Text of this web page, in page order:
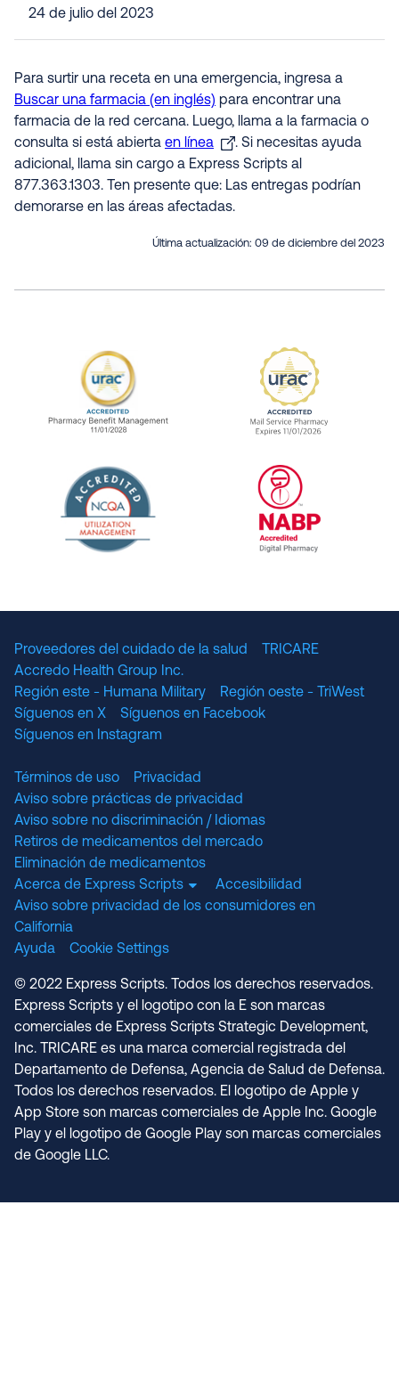
24 de julio del 2023
Para surtir una receta en una emergencia, ingresa a
Buscar una farmacia (en inglés) para encontrar una
farmacia de la red cercana. Luego, llama a la farmacia o
consulta si está abierta en línea
. Si necesitas ayuda
adicional, llama sin cargo a Express Scripts al
877.363.1303. Ten presente que: Las entregas podrían
demorarse en las áreas afectadas.
Última actualización: 09 de diciembre del 2023
URAC Accredited Pharmacy Benefit
URAC
Proveedores del cuidado de la salud
TRICARE
Accredo Health Group Inc.
Región este - Humana Military
Región oeste - TriWest
Síguenos en X
Síguenos en Facebook
Síguenos en Instagram
Términos de uso
Privacidad
Aviso sobre prácticas de privacidad
Aviso sobre no discriminación / Idiomas
Retiros de medicamentos del mercado
Eliminación de medicamentos
Acerca de Express Scripts
Accesibilidad
Aviso sobre privacidad de los consumidores en
California
Ayuda
Cookie Settings
© 2022 Express Scripts. Todos los derechos reservados.
Express Scripts y el logotipo con la E son marcas
comerciales de Express Scripts Strategic Development,
Inc. TRICARE es una marca comercial registrada del
Departamento de Defensa, Agencia de Salud de Defensa.
Todos los derechos reservados. El logotipo de Apple y
App Store son marcas comerciales de Apple Inc. Google
Play y el logotipo de Google Play son marcas comerciales
de Google LLC.